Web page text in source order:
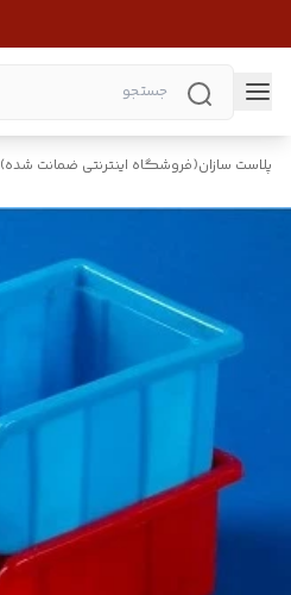
پلاست سازان(فروشگاه اینترنتی ضمانت شده)